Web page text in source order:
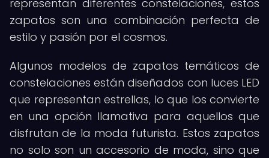
representan diferentes constelaciones, estos
zapatos son una combinación perfecta de
estilo y pasión por el cosmos.
Algunos modelos de zapatos temáticos de
constelaciones están diseñados con luces LED
que representan estrellas, lo que los convierte
en una opción llamativa para aquellos que
disfrutan de la moda futurista. Estos zapatos
no solo son un accesorio de moda, sino que